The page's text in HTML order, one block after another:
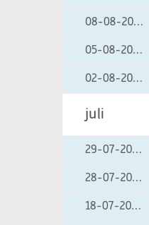
08-08-2008
05-08-2008
02-08-2008
juli
29-07-2008
28-07-2008
18-07-2008